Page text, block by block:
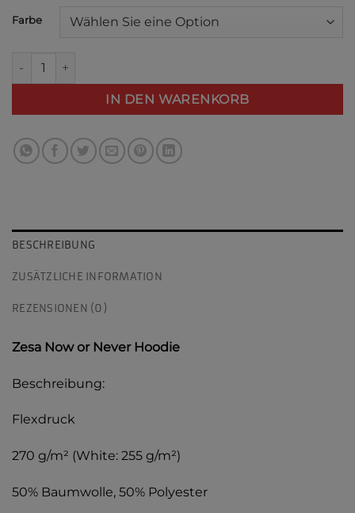
Farbe
Zesa Now or Never Hoodie Menge
IN DEN WARENKORB
BESCHREIBUNG
ZUSÄTZLICHE INFORMATION
REZENSIONEN (0)
Zesa Now or Never Hoodie
Beschreibung:
Flexdruck
270 g/m² (White: 255 g/m²)
50% Baumwolle, 50% Polyester